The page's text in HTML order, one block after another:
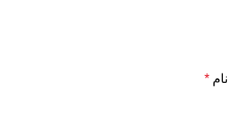
نام *